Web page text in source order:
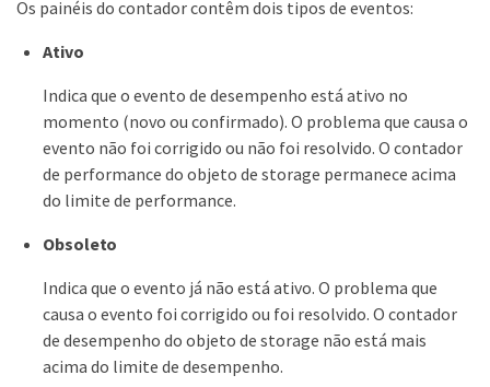
Os painéis do contador contêm dois tipos de eventos:
Ativo
Indica que o evento de desempenho está ativo no
momento (novo ou confirmado). O problema que causa o
evento não foi corrigido ou não foi resolvido. O contador
de performance do objeto de storage permanece acima
do limite de performance.
Obsoleto
Indica que o evento já não está ativo. O problema que
causa o evento foi corrigido ou foi resolvido. O contador
de desempenho do objeto de storage não está mais
acima do limite de desempenho.